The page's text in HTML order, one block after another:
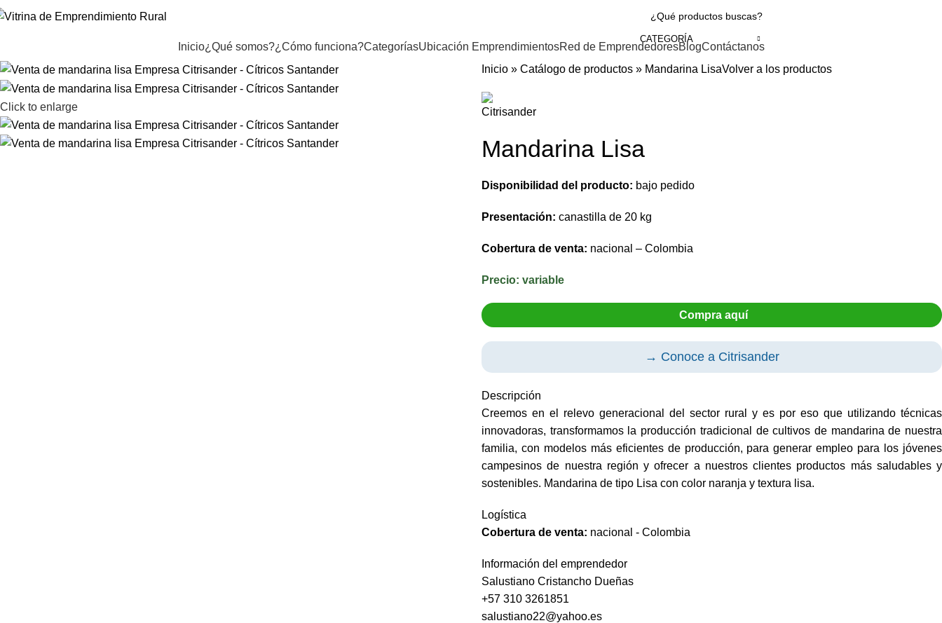
CATEGORÍA
Inicio¿Qué somos?¿Cómo funciona?CategoríasUbicación EmprendimientosRed de EmprendedoresBlogContáctanos
Click to enlarge
Inicio » Catálogo de productos » Mandarina LisaVolver a los productos
Mandarina Lisa
Disponibilidad del producto: bajo pedido
Presentación: canastilla de 20 kg
Cobertura de venta: nacional – Colombia
Precio: variable
Compra aquí
→ Conoce a Citrisander
Descripción
Creemos en el relevo generacional del sector rural y es por eso que utilizando técnicas
innovadoras, transformamos la producción tradicional de cultivos de mandarina de nuestra
familia, con modelos más eficientes de producción, para generar empleo para los jóvenes
campesinos de nuestra región y ofrecer a nuestros clientes productos más saludables y
sostenibles. Mandarina de tipo Lisa con color naranja y textura lisa.
Logística
Cobertura de venta: nacional - Colombia
Información del emprendedor
Salustiano Cristancho Dueñas
+57 310 3261851
salustiano22@yahoo.es